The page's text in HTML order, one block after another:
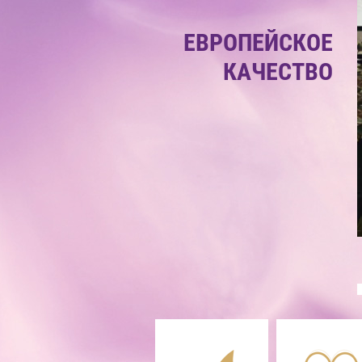
ЕВРОПЕЙСКОЕ
КАЧЕСТВО
ГАРАНТИЯ НА
ВСЕ